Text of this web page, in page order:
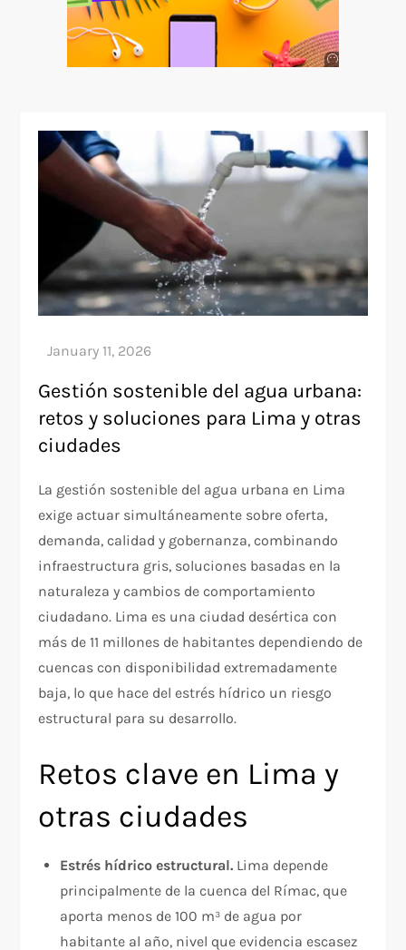
Gestión sostenible del agua urbana:
retos y soluciones para Lima y otras
ciudades
La gestión sostenible del agua urbana en Lima
exige actuar simultáneamente sobre oferta,
demanda, calidad y gobernanza, combinando
infraestructura gris, soluciones basadas en la
naturaleza y cambios de comportamiento
ciudadano. Lima es una ciudad desértica con
más de 11 millones de habitantes dependiendo de
cuencas con disponibilidad extremadamente
baja, lo que hace del estrés hídrico un riesgo
estructural para su desarrollo.​
Retos clave en Lima y
otras ciudades
Estrés hídrico estructural. Lima depende
principalmente de la cuenca del Rímac, que
aporta menos de 100 m³ de agua por
habitante al año, nivel que evidencia escasez